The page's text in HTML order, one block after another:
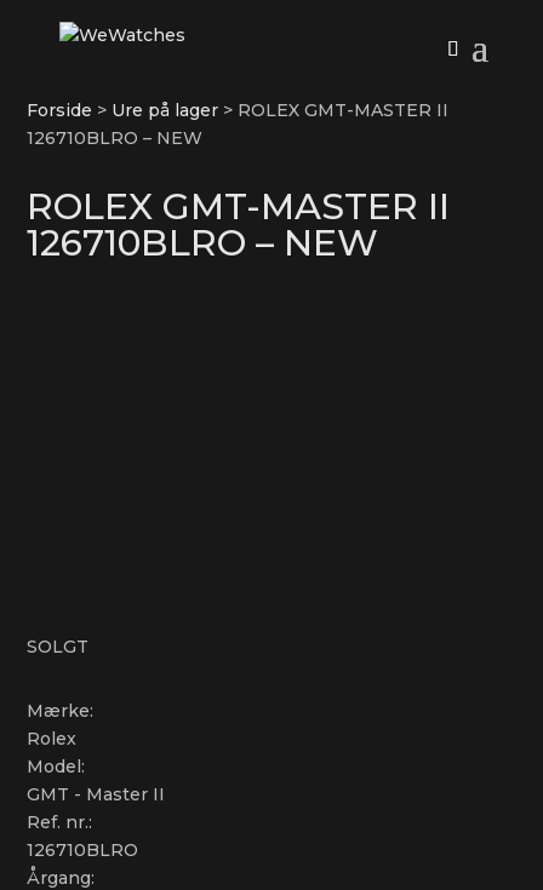
Forside > Ure på lager > ROLEX GMT-MASTER II
126710BLRO – NEW
ROLEX GMT-MASTER II
126710BLRO – NEW
SOLGT
Mærke:
Rolex
Model:
GMT - Master II
Ref. nr.:
126710BLRO
Årgang: